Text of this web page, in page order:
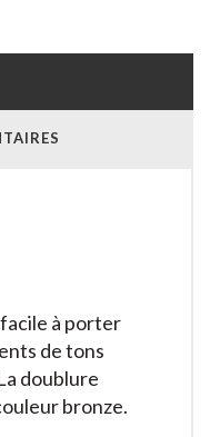
à porter
de tons
doublure
bronze.